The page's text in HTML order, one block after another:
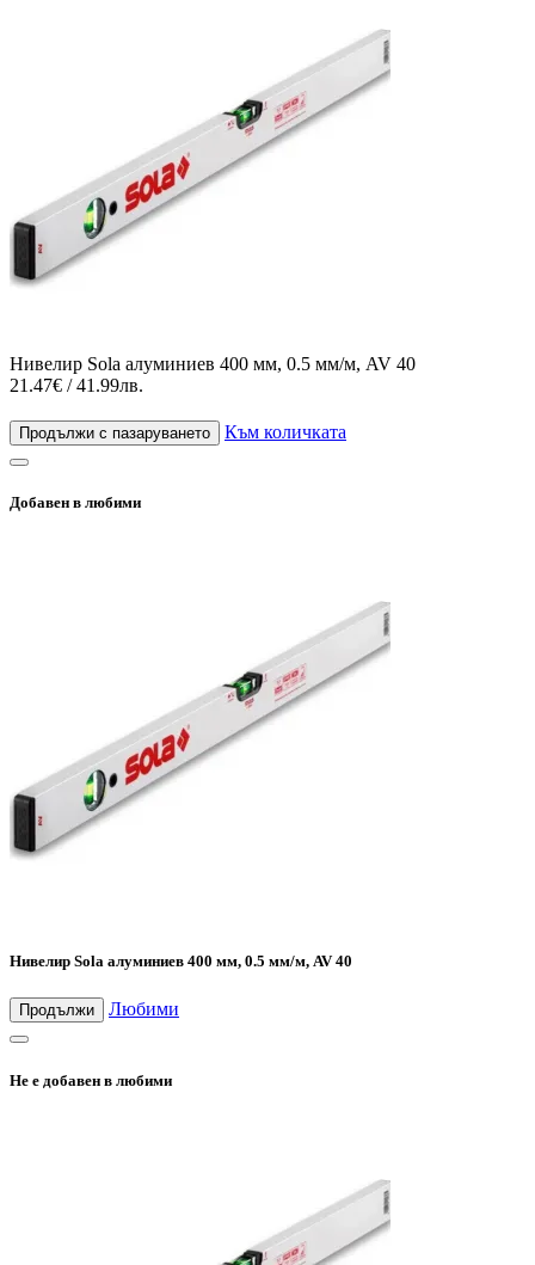
Нивелир Sola алуминиев 400 мм, 0.5 мм/м, AV 40
21.47€ / 41.99лв.
Продължи с пазаруването Към количката
Добавен в любими
Нивелир Sola алуминиев 400 мм, 0.5 мм/м, AV 40
Продължи Любими
Не е добавен в любими